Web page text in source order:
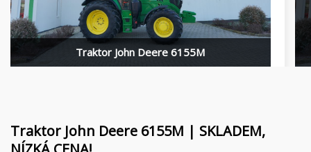
Pracovní nástroje Quivogne
Půdní stroje LETÁK-LEKO
Ostatní příslušenství
Kariéra
O nás
Kontakt
Traktor John Deere 6155M
Traktor John Deere 6155M | SKLADEM,